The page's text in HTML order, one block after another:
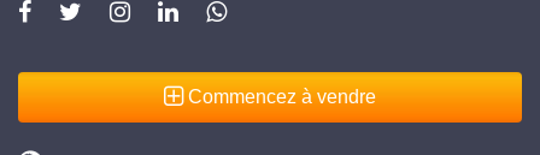
Commencez à vendre